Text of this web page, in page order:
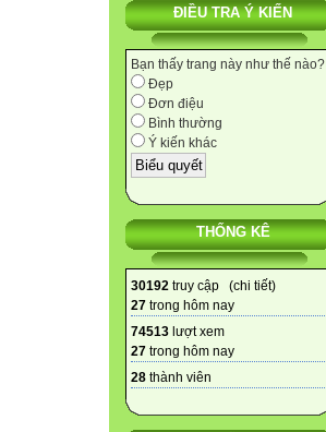
ĐIỀU TRA Ý KIẾN
Bạn thấy trang này như thế nào?
Đẹp
Đơn điệu
Bình thường
Ý kiến khác
THỐNG KÊ
30192 truy cập (chi tiết)
27 trong hôm nay
74513 lượt xem
27 trong hôm nay
28 thành viên